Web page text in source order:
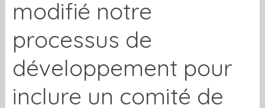
modifié notre
processus de
développement pour
inclure un comité de